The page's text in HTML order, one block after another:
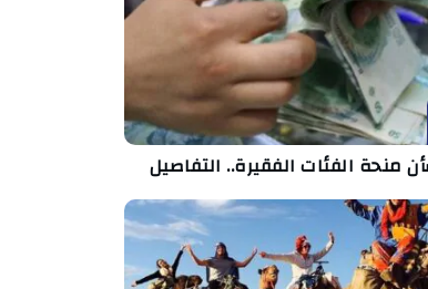
منحة الفئات الفقيرة.. التفاصيل